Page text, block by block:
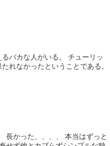
人がいる。 チューリッ
れなかったということである。
、、、 本当はずっと